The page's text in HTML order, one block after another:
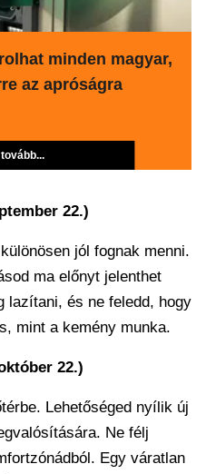
minden magyar,
az apróságra
22.)
jól fognak menni.
ma előnyt jelenthet
lazítani, és ne feledd, hogy
mint a kemény munka.
22.)
Lehetőséged nyílik új
Ne félj
Egy váratlan